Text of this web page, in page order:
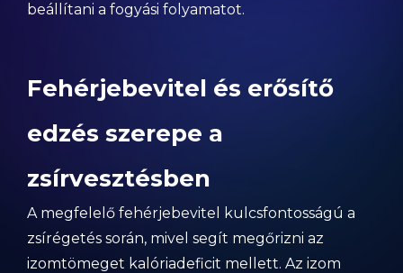
beállítani a fogyási folyamatot.
Fehérjebevitel és erősítő
edzés szerepe a
zsírvesztésben
A megfelelő fehérjebevitel kulcsfontosságú a
zsírégetés során, mivel segít megőrizni az
izomtömeget kalóriadeficit mellett. Az izom